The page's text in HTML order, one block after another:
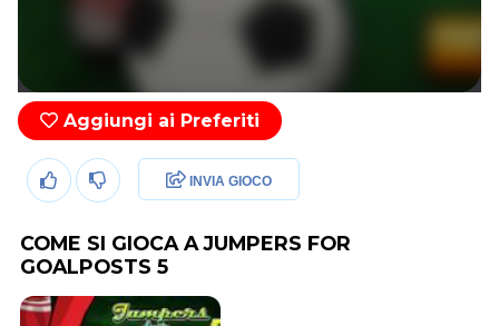
Aggiungi ai Preferiti
INVIA GIOCO
COME SI GIOCA A JUMPERS FOR
GOALPOSTS 5